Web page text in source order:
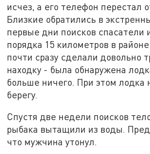
исчез, а его телефон перестал
Близкие обратились в
первые дни поисков спасатели
порядка 15 километров в
почти сразу сделали довольно
находку - была обнаружена
больше ничего. При этом лодка
берегу.
Спустя две недели поисков
рыбака вытащили из воды.
что мужчина утонул.